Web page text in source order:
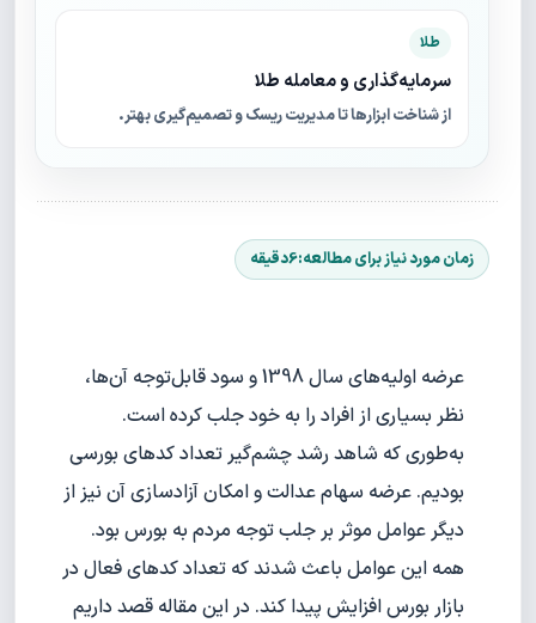
طلا
سرمایه‌گذاری و معامله طلا
از شناخت ابزارها تا مدیریت ریسک و تصمیم‌گیری بهتر.
عرضه اولیه‌های سال 1398 و سود قابل‌توجه آن‌ها،
نظر بسیاری از افراد را به خود جلب کرده است.
به‌طوری که شاهد رشد چشم‌گیر تعداد کدهای بورسی
بودیم. عرضه سهام عدالت و امکان آزادسازی آن نیز از
دیگر عوامل موثر بر جلب توجه مردم به بورس بود.
همه این عوامل باعث شدند که تعداد کدهای فعال در
بازار بورس افزایش پیدا کند. در این مقاله قصد داریم